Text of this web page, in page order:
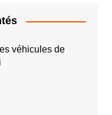
véhicules de